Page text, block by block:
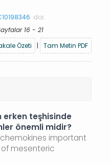
doi:
16 - 21
Özeti
| Tam Metin PDF
erken teşhisinde
önemli midir?
important
mesenteric